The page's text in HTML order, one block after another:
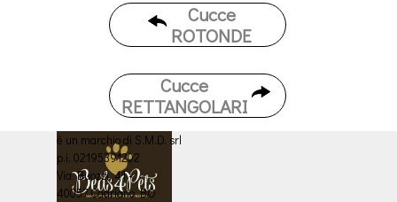
Cucce
ROTONDE
Cucce
RETTANGOLARI
è un marchio di S.M.D. srl
p.i. 02195391202
Via Buozzi, 41 -
40057 Cadriano BO